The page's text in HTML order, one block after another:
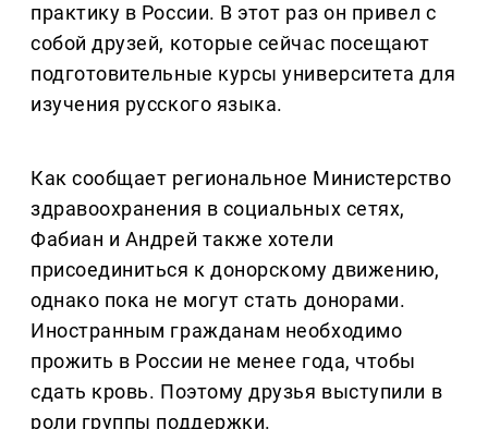
практику в России. В этот раз он привел с
собой друзей, которые сейчас посещают
подготовительные курсы университета для
изучения русского языка.
Как сообщает региональное Министерство
здравоохранения в социальных сетях,
Фабиан и Андрей также хотели
присоединиться к донорскому движению,
однако пока не могут стать донорами.
Иностранным гражданам необходимо
прожить в России не менее года, чтобы
сдать кровь. Поэтому друзья выступили в
роли группы поддержки.